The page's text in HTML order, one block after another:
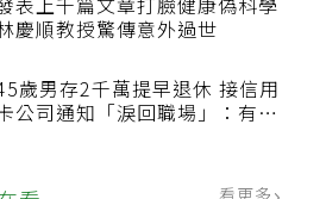
發表上千篇文章打臉健康偽科學
林慶順教授驚傳意外過世
45歲男存2千萬提早退休 接信用
卡公司通知「淚回職場」：有錢